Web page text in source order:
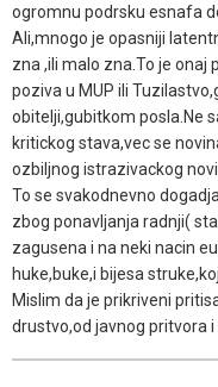
ogromnu podrsku esnafa
Ali,mnogo je opasniji
zna ,ili malo zna.To je onaj
poziva u MUP ili
obitelji,gubitkom posla.Ne
kritickog stava,vec se
ozbiljnog istrazivackog
To se svakodnevno
zbog ponavljanja radnji(
zagusena i na neki nacin
huke,buke,i bijesa
Mislim da je prikriveni
drustvo,od javnog pritvora i